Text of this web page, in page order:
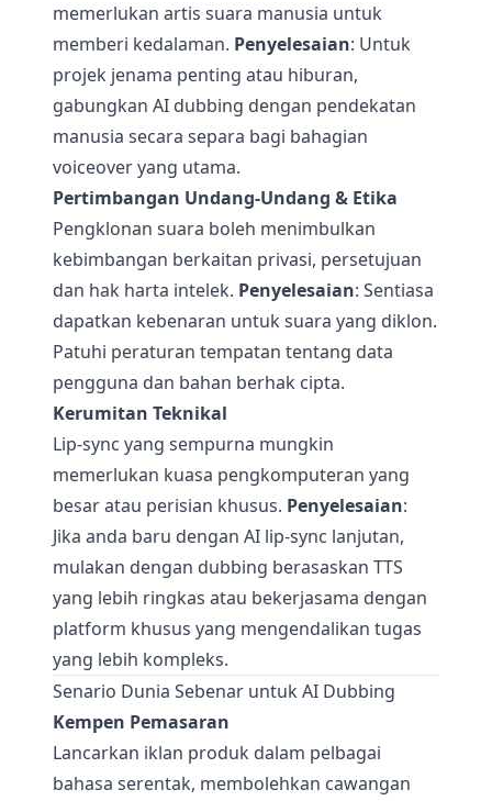
memerlukan artis suara manusia untuk
memberi kedalaman. Penyelesaian: Untuk
projek jenama penting atau hiburan,
gabungkan AI dubbing dengan pendekatan
manusia secara separa bagi bahagian
voiceover yang utama.
Pertimbangan Undang-Undang & Etika
Pengklonan suara boleh menimbulkan
kebimbangan berkaitan privasi, persetujuan
dan hak harta intelek. Penyelesaian: Sentiasa
dapatkan kebenaran untuk suara yang diklon.
Patuhi peraturan tempatan tentang data
pengguna dan bahan berhak cipta.
Kerumitan Teknikal
Lip-sync yang sempurna mungkin
memerlukan kuasa pengkomputeran yang
besar atau perisian khusus. Penyelesaian:
Jika anda baru dengan AI lip-sync lanjutan,
mulakan dengan dubbing berasaskan TTS
yang lebih ringkas atau bekerjasama dengan
platform khusus yang mengendalikan tugas
yang lebih kompleks.
Senario Dunia Sebenar untuk AI Dubbing
Kempen Pemasaran
Lancarkan iklan produk dalam pelbagai
bahasa serentak, membolehkan cawangan